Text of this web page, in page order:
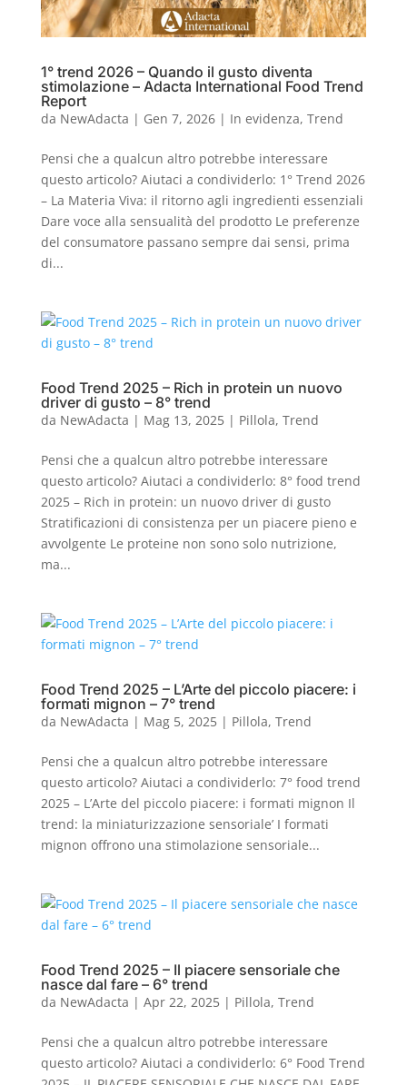
1° trend 2026 – Quando il gusto diventa
stimolazione – Adacta International Food Trend
Report
da NewAdacta | Gen 7, 2026| In evidenza, Trend
Pensi che a qualcun altro potrebbe interessare
questo articolo? Aiutaci a condividerlo: 1° Trend 2026
– La Materia Viva: il ritorno agli ingredienti essenziali
Dare voce alla sensualità del prodotto Le preferenze
del consumatore passano sempre dai sensi, prima
di...
Food Trend 2025 – Rich in protein un nuovo
driver di gusto – 8° trend
da NewAdacta | Mag 13, 2025| Pillola, Trend
Pensi che a qualcun altro potrebbe interessare
questo articolo? Aiutaci a condividerlo: 8° food trend
2025 – Rich in protein: un nuovo driver di gusto
Stratificazioni di consistenza per un piacere pieno e
avvolgente Le proteine non sono solo nutrizione,
ma...
Food Trend 2025 – L’Arte del piccolo piacere: i
formati mignon – 7° trend
da NewAdacta | Mag 5, 2025| Pillola, Trend
Pensi che a qualcun altro potrebbe interessare
questo articolo? Aiutaci a condividerlo: 7° food trend
2025 – L’Arte del piccolo piacere: i formati mignon Il
trend: la miniaturizzazione sensoriale’ I formati
mignon offrono una stimolazione sensoriale...
Food Trend 2025 – Il piacere sensoriale che
nasce dal fare – 6° trend
da NewAdacta | Apr 22, 2025| Pillola, Trend
Pensi che a qualcun altro potrebbe interessare
questo articolo? Aiutaci a condividerlo: 6° Food Trend